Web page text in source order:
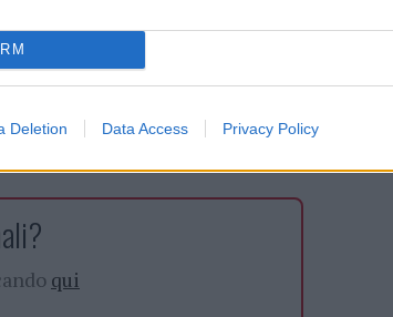
Deletion Data Access Privacy Policy
qui